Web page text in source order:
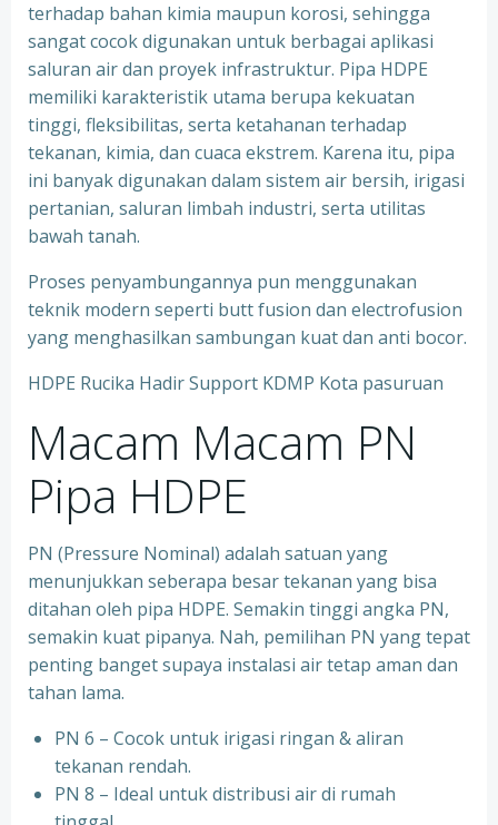
terhadap bahan kimia maupun korosi, sehingga
sangat cocok digunakan untuk berbagai aplikasi
saluran air dan proyek infrastruktur. Pipa HDPE
memiliki karakteristik utama berupa kekuatan
tinggi, fleksibilitas, serta ketahanan terhadap
tekanan, kimia, dan cuaca ekstrem. Karena itu, pipa
ini banyak digunakan dalam sistem air bersih, irigasi
pertanian, saluran limbah industri, serta utilitas
bawah tanah.
Proses penyambungannya pun menggunakan
teknik modern seperti butt fusion dan electrofusion
yang menghasilkan sambungan kuat dan anti bocor.
HDPE Rucika Hadir Support KDMP Kota pasuruan
Macam Macam PN
Pipa HDPE
PN (Pressure Nominal) adalah satuan yang
menunjukkan seberapa besar tekanan yang bisa
ditahan oleh pipa HDPE. Semakin tinggi angka PN,
semakin kuat pipanya. Nah, pemilihan PN yang tepat
penting banget supaya instalasi air tetap aman dan
tahan lama.
PN 6 – Cocok untuk irigasi ringan & aliran
tekanan rendah.
PN 8 – Ideal untuk distribusi air di rumah